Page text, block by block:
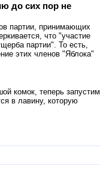
до сих пор не
партии, принимающих
что "участие
партии". То есть,
этих членов "Яблока"
комок, теперь запустим
в лавину, которую